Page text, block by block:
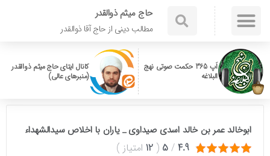
حاج میثم ذوالقدر
مطالب دینی از حاج آقا ذوالقدر
اَپ 365 حکمت صوتی نهج
البلاغه
کانال ایتای حاج میثم ذوالقدر
(منبرهای عالی)
ابوخالد عمر بن خالد اسدی صیداوی _ یاران با اخلاص سیدالشهداء
4.9
/
5
(
12 امتیاز)